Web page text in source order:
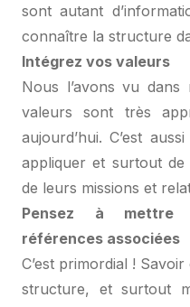
sont autant
connaître la structure
Intégrez vos valeurs
Nous l’avons vu
valeurs sont très
aujourd’hui. C’est
appliquer et surtout
de leurs missions et
Pensez à mettre
références associées
C’est primordial !
structure, et surtout